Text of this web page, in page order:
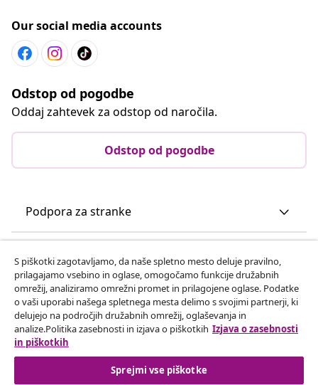
Our social media accounts
Odstop od pogodbe
Oddaj zahtevek za odstop od naročila.
Odstop od pogodbe
Podpora za stranke
vidaXL
Odkrijte več
S piškotki zagotavljamo, da naše spletno mesto deluje pravilno,
prilagajamo vsebino in oglase, omogočamo funkcije družabnih
omrežij, analiziramo omrežni promet in prilagojene oglase. Podatke
o vaši uporabi našega spletnega mesta delimo s svojimi partnerji, ki
delujejo na področjih družabnih omrežij, oglaševanja in
analize.Politika zasebnosti in izjava o piškotkih Izjava o zasebnosti
in piškotkih
Sprejmi vse piškotke